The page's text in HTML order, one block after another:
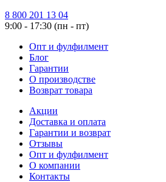
8 800 201 13 04
9:00 - 17:30 (пн - пт)
Опт и фулфилмент
Блог
Гарантии
О производстве
Возврат товара
Акции
Доставка и оплата
Гарантии и возврат
Отзывы
Опт и фулфилмент
О компании
Контакты